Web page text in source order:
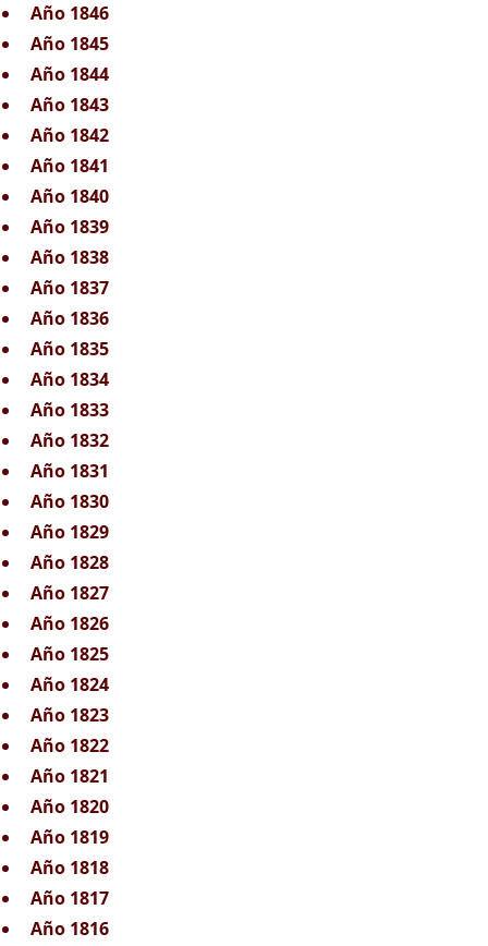
Año 1846
Año 1845
Año 1844
Año 1843
Año 1842
Año 1841
Año 1840
Año 1839
Año 1838
Año 1837
Año 1836
Año 1835
Año 1834
Año 1833
Año 1832
Año 1831
Año 1830
Año 1829
Año 1828
Año 1827
Año 1826
Año 1825
Año 1824
Año 1823
Año 1822
Año 1821
Año 1820
Año 1819
Año 1818
Año 1817
Año 1816